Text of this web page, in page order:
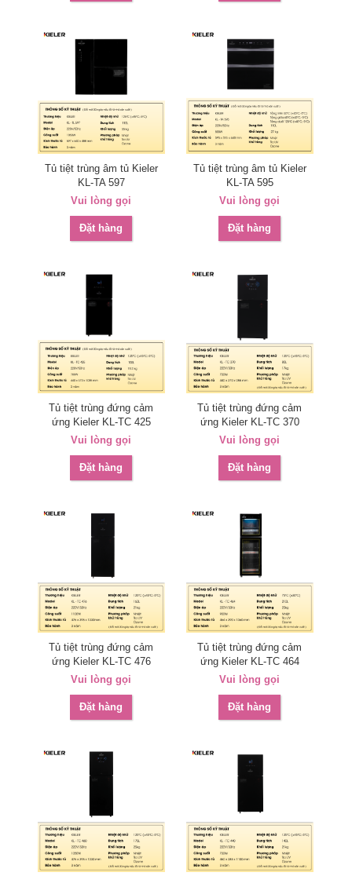
Tủ tiệt trùng âm tủ Kieler
KL-TA 597
Vui lòng gọi
Đặt hàng
Tủ tiệt trùng âm tủ Kieler
KL-TA 595
Vui lòng gọi
Đặt hàng
Tủ tiệt trùng đứng cảm
ứng Kieler KL-TC 425
Vui lòng gọi
Đặt hàng
Tủ tiệt trùng đứng cảm
ứng Kieler KL-TC 370
Vui lòng gọi
Đặt hàng
Tủ tiệt trùng đứng cảm
ứng Kieler KL-TC 476
Vui lòng gọi
Đặt hàng
Tủ tiệt trùng đứng cảm
ứng Kieler KL-TC 464
Vui lòng gọi
Đặt hàng